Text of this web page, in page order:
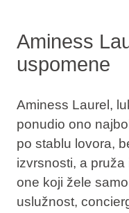
Aminess
uspomene
Aminess Laurel,
ponudio ono
po stablu lovora,
izvrsnosti, a pruža
one koji žele
uslužnost,